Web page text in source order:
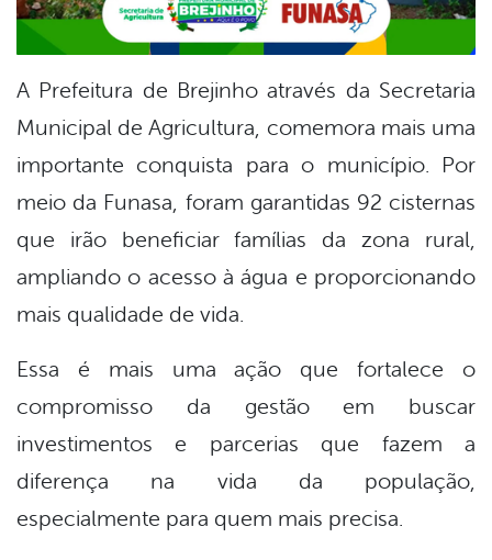
A Prefeitura de Brejinho através da Secretaria
Municipal de Agricultura, comemora mais uma
importante conquista para o município. Por
meio da Funasa, foram garantidas 92 cisternas
que irão beneficiar famílias da zona rural,
ampliando o acesso à água e proporcionando
mais qualidade de vida.
Essa é mais uma ação que fortalece o
compromisso da gestão em buscar
investimentos e parcerias que fazem a
diferença na vida da população,
especialmente para quem mais precisa.